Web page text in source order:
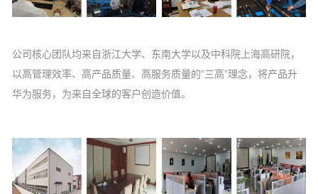
公司核心团队均来自浙江大学、东南大学以及中科院上海高研院，
以高管理效率、高产品质量、高服务质量的“三高”理念，将产品升
华为服务，为来自全球的客户创造价值。